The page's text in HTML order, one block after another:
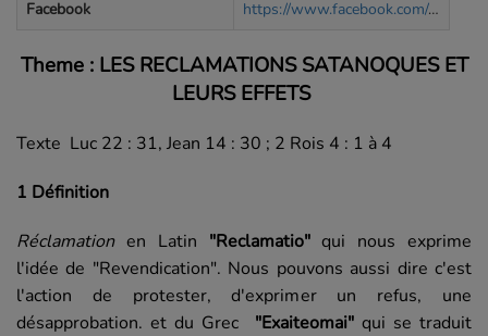
Facebook
https://www.facebook.com/radiotelesilo
Theme : LES RECLAMATIONS SATANOQUES ET
LEURS EFFETS
Texte Luc 22 : 31, Jean 14 : 30 ; 2 Rois 4 : 1 à 4
1 Définition
Réclamation en Latin "Reclamatio"qui nous exprime
l'idée de "Revendication". Nous pouvons aussi dire c'est
l'action de protester, d'exprimer un refus, une
désapprobation. et du Grec "Exaiteomai" qui se traduit